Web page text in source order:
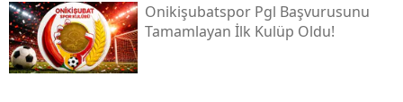
Onikişubatspor Pgl Başvurusunu
Tamamlayan İlk Kulüp Oldu!